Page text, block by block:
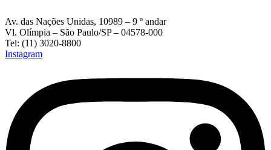
Av. das Nações Unidas, 10989 – 9 º andar
Vl. Olímpia – São Paulo/SP – 04578-000
Tel: (11) 3020-8800
Instagram